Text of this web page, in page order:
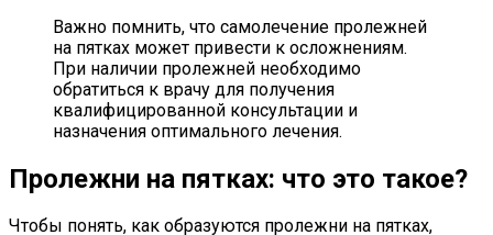
Важно помнить, что самолечение пролежней
на пятках может привести к осложнениям.
При наличии пролежней необходимо
обратиться к врачу для получения
квалифицированной консультации и
назначения оптимального лечения.
Пролежни на пятках: что это такое?
Чтобы понять, как образуются пролежни на пятках,